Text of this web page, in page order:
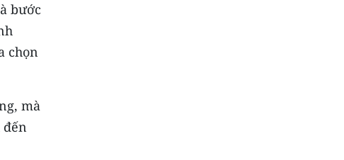
bước
chọn
mà